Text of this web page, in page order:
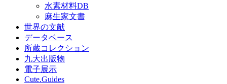
水素材料DB
麻生家文書
世界の文献
データベース
所蔵コレクション
九大出版物
電子展示
Cute.Guides